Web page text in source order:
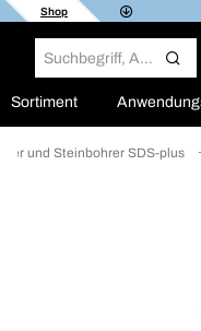
Shop
Sortiment
und Steinbohrer SDS-plus